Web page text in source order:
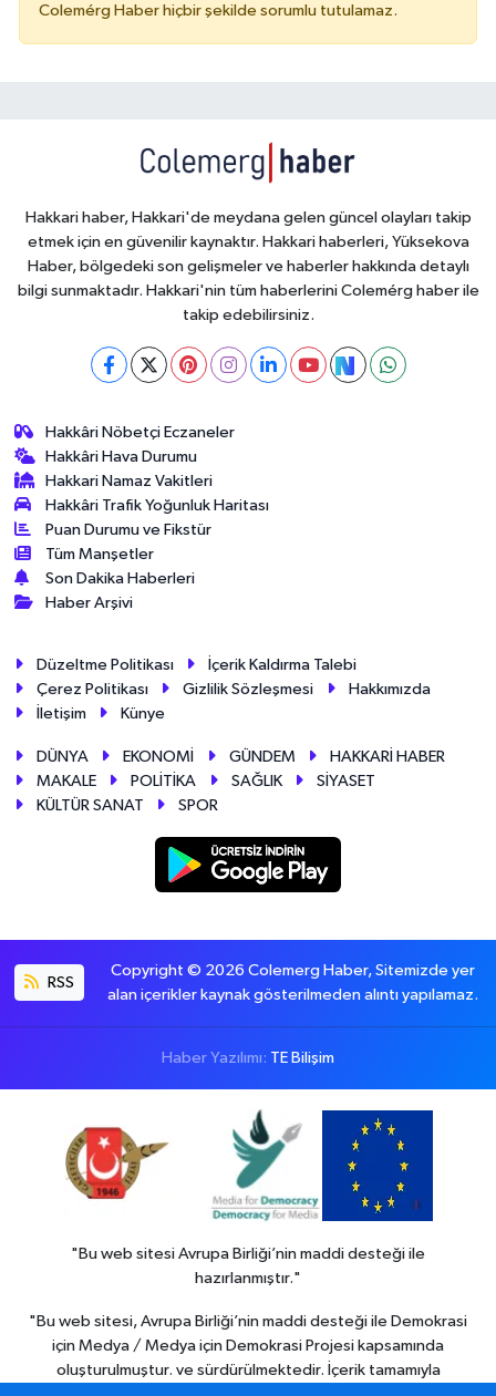
Colemérg Haber hiçbir şekilde sorumlu tutulamaz.
Hakkari haber, Hakkari'de meydana gelen güncel olayları takip
etmek için en güvenilir kaynaktır. Hakkari haberleri, Yüksekova
Haber, bölgedeki son gelişmeler ve haberler hakkında detaylı
bilgi sunmaktadır. Hakkari'nin tüm haberlerini Colemérg haber ile
takip edebilirsiniz.
Hakkâri Nöbetçi Eczaneler
Hakkâri Hava Durumu
Hakkari Namaz Vakitleri
Hakkâri Trafik Yoğunluk Haritası
Puan Durumu ve Fikstür
Tüm Manşetler
Son Dakika Haberleri
Haber Arşivi
Düzeltme Politikası
İçerik Kaldırma Talebi
Çerez Politikası
Gizlilik Sözleşmesi
Hakkımızda
İletişim
Künye
DÜNYA EKONOMİ GÜNDEM
HAKKARİ HABER
MAKALE
POLİTİKA SAĞLIK
SİYASET
KÜLTÜR SANAT
SPOR
RSS
Copyright © 2026 Colemerg Haber, Sitemizde yer
alan içerikler kaynak gösterilmeden alıntı yapılamaz.
Haber Yazılımı: TE Bilişim
"Bu web sitesi Avrupa Birliği’nin maddi desteği ile
hazırlanmıştır."
"Bu web sitesi, Avrupa Birliği’nin maddi desteği ile Demokrasi
için Medya / Medya için Demokrasi Projesi kapsamında
oluşturulmuştur. ve sürdürülmektedir. İçerik tamamıyla